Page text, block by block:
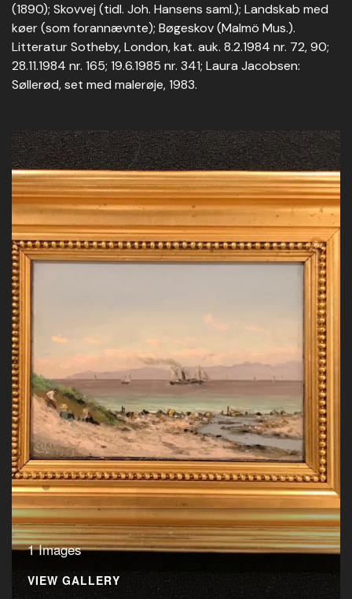
(1890); Skovvej (tidl. Joh. Hansens saml.); Landskab med
køer (som forannævnte); Bøgeskov (Malmö Mus.).
Litteratur Sotheby, London, kat. auk. 8.2.1984 nr. 72, 90;
28.11.1984 nr. 165; 19.6.1985 nr. 341; Laura Jacobsen:
Søllerød, set med malerøje, 1983.
1 Images
VIEW GALLERY